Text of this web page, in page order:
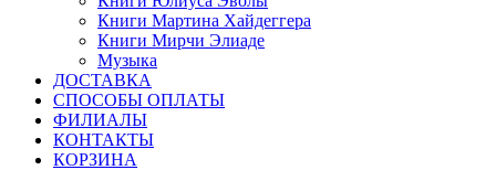
Книги Мартина Хайдеггера
Книги Мирчи Элиаде
Музыка
ДОСТАВКА
СПОСОБЫ ОПЛАТЫ
ФИЛИАЛЫ
КОНТАКТЫ
КОРЗИНА